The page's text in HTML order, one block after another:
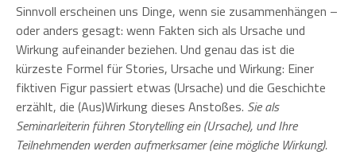
Sinnvoll erscheinen uns Dinge, wenn sie zusammenhängen –
oder anders gesagt: wenn Fakten sich als Ursache und
Wirkung aufeinander beziehen. Und genau das ist die
kürzeste Formel für Stories, Ursache und Wirkung: Einer
fiktiven Figur passiert etwas (Ursache) und die Geschichte
erzählt, die (Aus)Wirkung dieses Anstoßes. Sie als
Seminarleiterin führen Storytelling ein (Ursache), und Ihre
Teilnehmenden werden aufmerksamer (eine mögliche Wirkung).